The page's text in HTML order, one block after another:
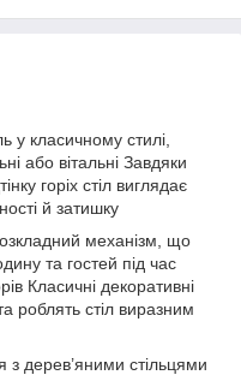
у класичному стилі,
або вітальні Завдяки
горіх стіл виглядає
й затишку
механізм, що
та гостей під час
Класичні декоративні
роблять стіл виразним
з дерев’яними стільцями